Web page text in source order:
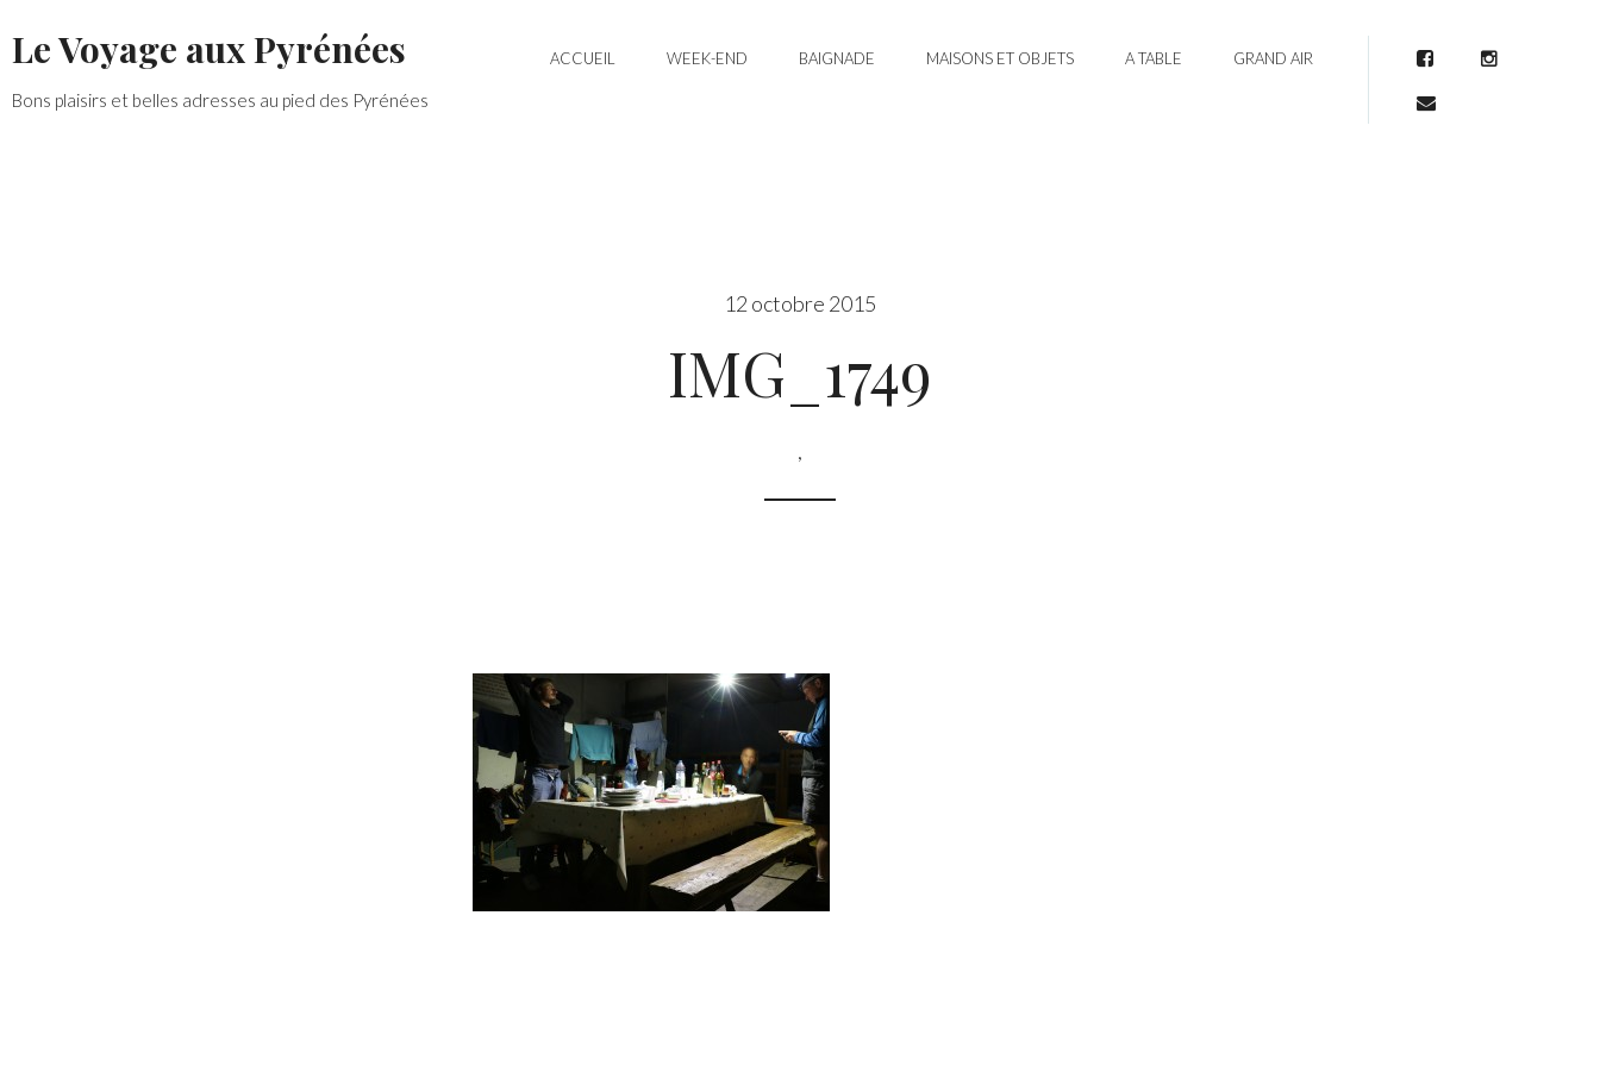
to
content
ACCUEIL WEEK-END BAIGNADE MAISONS ET OBJETS A TABLE GRAND AIR FacebookInstagram
Mail
Le Voyage aux Pyrénées
Bons plaisirs et belles adresses au pied des Pyrénées
12 octobre 2015
IMG_1749
,